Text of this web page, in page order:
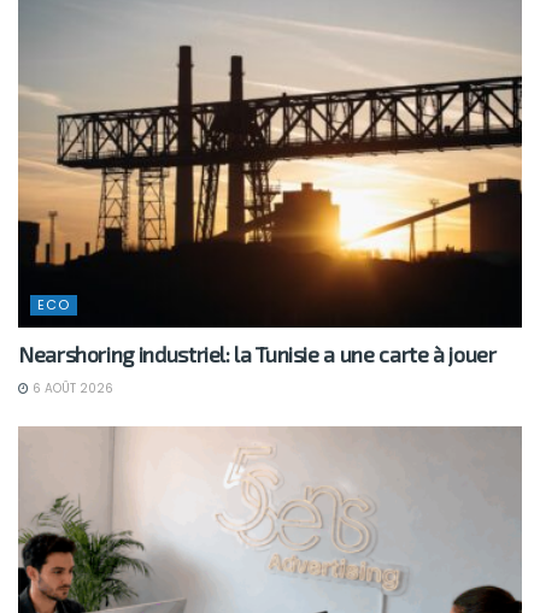
ECO
Nearshoring industriel: la Tunisie a une carte à jouer
6 AOÛT 2026